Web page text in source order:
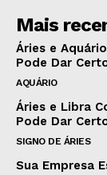
Mais
Áries e
Pode Dar
AQUÁRIO
Áries e Libra
Pode Dar
SIGNO DE ÁRIES
Sua Empresa